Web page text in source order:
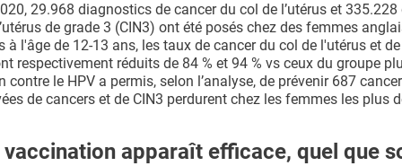
29.968 diagnostics de cancer du col de l’utérus et
de grade 3 (CIN3) ont été posés chez des femmes
à l'âge de 12-13 ans, les taux de cancer du col de l'utérus et
respectivement réduits de 84 % et 94 % vs ceux du groupe
le HPV a permis, selon l’analyse, de prévenir 687
de cancers et de CIN3 perdurent chez les femmes les plus
apparaît efficace, quel que